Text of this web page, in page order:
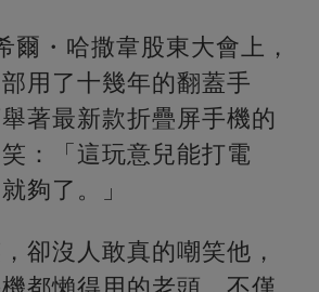
爾・哈撒韋股東大會上，
用了十幾年的翻蓋手
著最新款折疊屏手機的
：「這玩意兒能打電
夠了。」
卻沒人敢真的嘲笑他，